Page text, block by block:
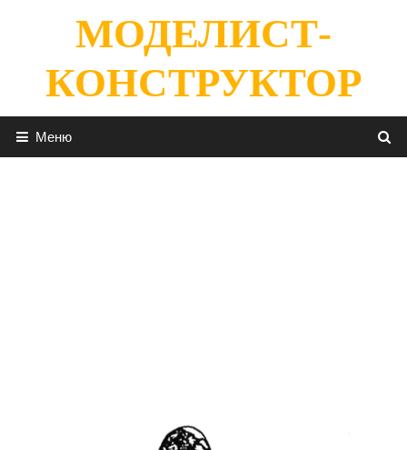
содержимомуМОДЕЛИСТ-
КОНСТРУКТОР
Меню